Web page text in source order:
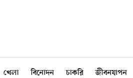
খেলা বিনোদন চাকরি জীবনযাপন